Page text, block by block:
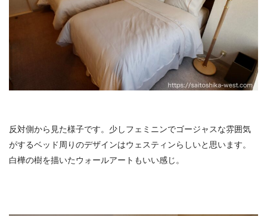
反対側から見た様子です。少しフェミニンでゴージャスな雰囲気
がするベッド周りのデザインはウェスティンらしいと思います。
白樺の樹を描いたウォールアートもいい感じ。